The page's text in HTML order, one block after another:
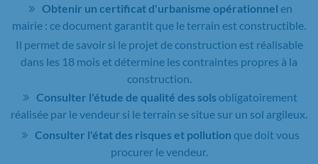
Obtenir un certificat d'urbanisme opérationnel en
mairie : ce document garantit que le terrain est constructible.
Il permet de savoir si le projet de construction est réalisable
dans les 18 mois et détermine les contraintes propres à la
construction.
Consulter l'étude de qualité des sols obligatoirement
réalisée par le vendeur si le terrain se situe sur un sol argileux.
Consulter l'état des risques et pollution que doit vous
procurer le vendeur.